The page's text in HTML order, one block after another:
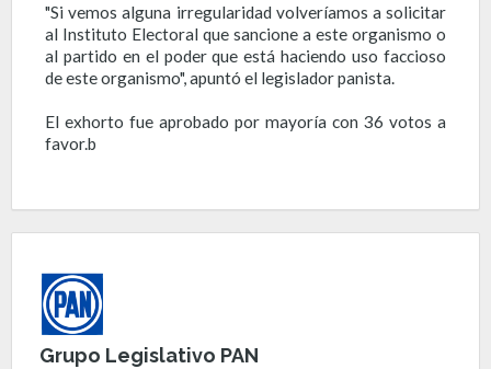
"Si vemos alguna irregularidad volveríamos a solicitar
al Instituto Electoral que sancione a este organismo o
al partido en el poder que está haciendo uso faccioso
de este organismo", apuntó el legislador panista.
El exhorto fue aprobado por mayoría con 36 votos a
favor.b
Grupo Legislativo PAN